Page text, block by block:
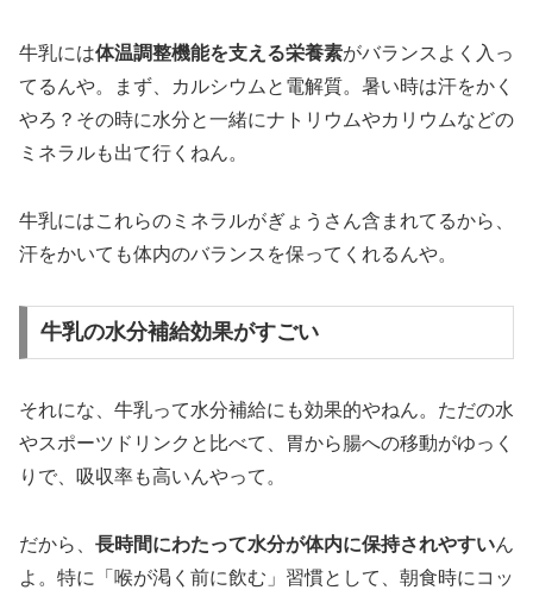
牛乳には体温調整機能を支える栄養素がバランスよく入っ
てるんや。まず、カルシウムと電解質。暑い時は汗をかく
やろ？その時に水分と一緒にナトリウムやカリウムなどの
ミネラルも出て行くねん。
牛乳にはこれらのミネラルがぎょうさん含まれてるから、
汗をかいても体内のバランスを保ってくれるんや。
牛乳の水分補給効果がすごい
それにな、牛乳って水分補給にも効果的やねん。ただの水
やスポーツドリンクと比べて、胃から腸への移動がゆっく
りで、吸収率も高いんやって。
だから、 長時間にわたって水分が体内に保持されやすいん
よ。特に「喉が渇く前に飲む」習慣として、朝食時にコッ